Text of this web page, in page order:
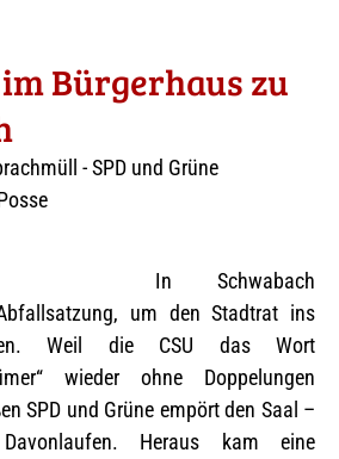
Bürgerhaus zu
- SPD und Grüne
In Schwabach
um den Stadtrat ins
Weil die CSU das Wort
wieder ohne Doppelungen
SPD und Grüne empört den Saal –
Heraus kam eine